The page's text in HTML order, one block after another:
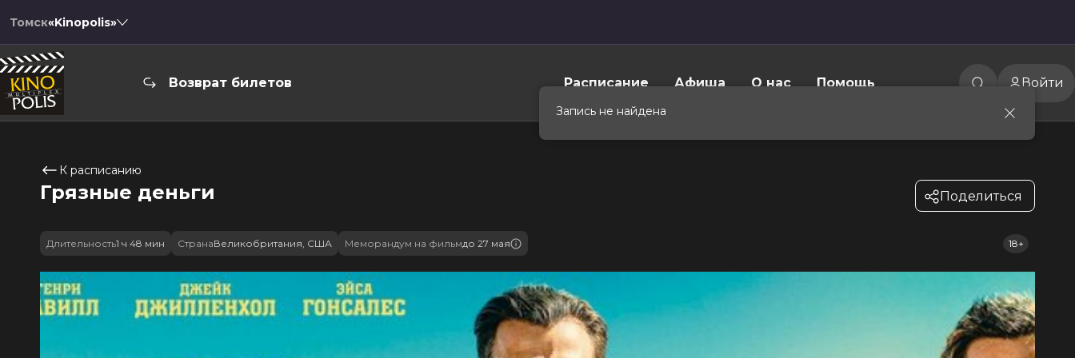
Томск«Kinopolis»
Возврат билетов Расписание Афиша О нас Помощь Войти
К расписанию
Грязные деньги Поделиться
Длительность1 ч 48 мин СтранаВеликобритания, США Меморандум на фильмдо 27 мая 18+
Запись не найдена